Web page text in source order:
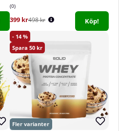
0
399 kr498 kr Köp!
14
50